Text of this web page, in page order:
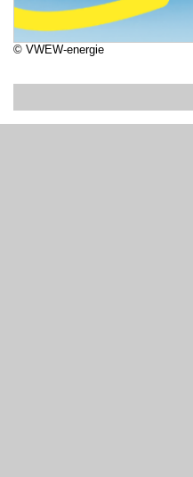
© VWEW-energie